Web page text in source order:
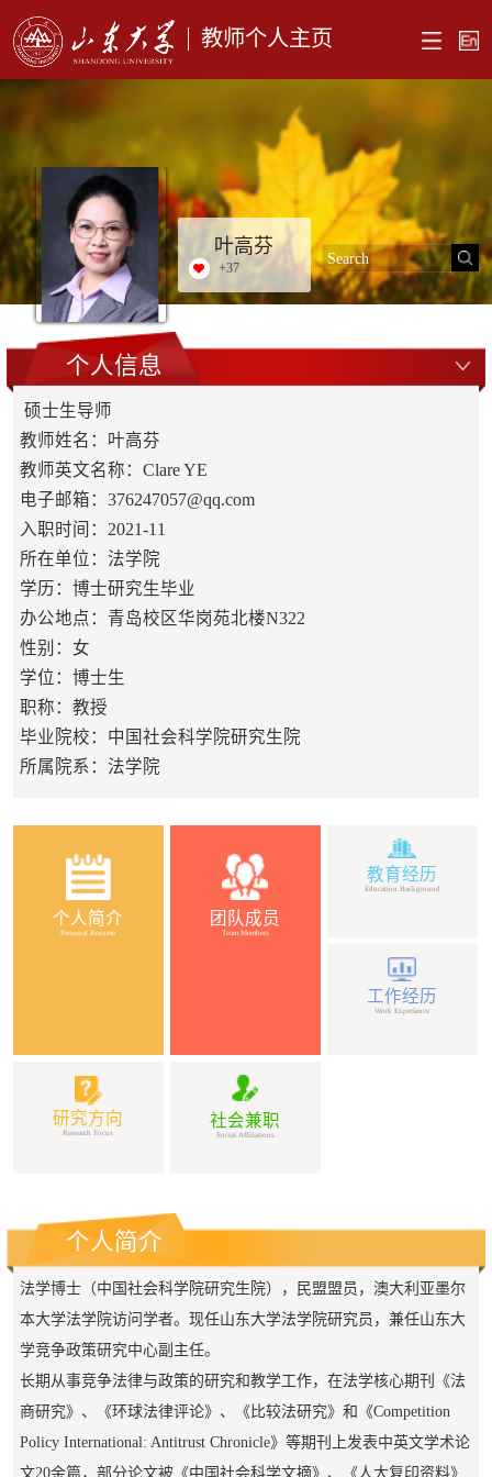
教师个人主页
叶高芬
+37
个人信息
硕士生导师
教师姓名：叶高芬
教师英文名称：Clare YE
电子邮箱： 376247057@qq.com
入职时间：2021-11
所在单位：法学院
学历：博士研究生毕业
办公地点：青岛校区华岗苑北楼N322
性别：女
学位：博士生
职称：教授
毕业院校：中国社会科学院研究生院
所属院系：法学院
个人简介
Personal Resume
团队成员
Team Members
教育经历
Education Background
工作经历
Work Experience
研究方向
Research Focus
社会兼职
Social Affiliations
个人简介
法学博士（中国社会科学院研究生院）
，民盟盟员，澳大利亚墨尔
本大学法学院访问学者。现任山东大学法学院研究员，兼任山东大
学竞争政策研究中心副主任。
长期从事竞争法律与政策的研究和教学工作， 在法学核心期刊《法
商研究》、《环球法律评论》、《比较法研究》和《Competition
Policy International: Antitrust Chronicle》等期刊上发表中英文学术论
文20余篇，部分论文被《中国社会科学文摘》、《人大复印资料》